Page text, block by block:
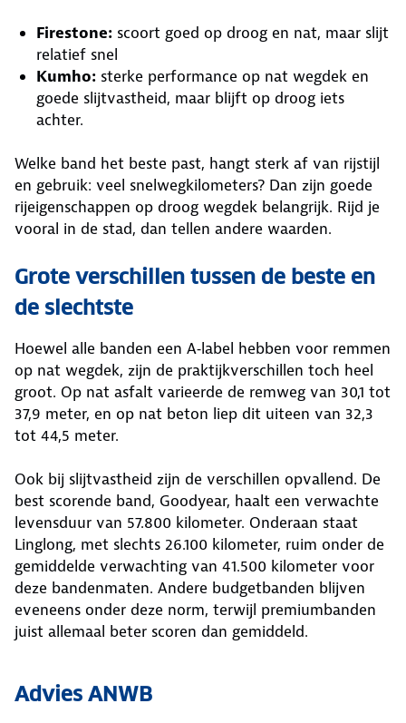
Firestone: scoort goed op droog en nat, maar slijt
relatief snel
Kumho: sterke performance op nat wegdek en
goede slijtvastheid, maar blijft op droog iets
achter.
Welke band het beste past, hangt sterk af van rijstijl
en gebruik: veel snelwegkilometers? Dan zijn goede
rijeigenschappen op droog wegdek belangrijk. Rijd je
vooral in de stad, dan tellen andere waarden.
Grote verschillen tussen de beste en
de slechtste
Hoewel alle banden een A‑label hebben voor remmen
op nat wegdek, zijn de praktijkverschillen toch heel
groot. Op nat asfalt varieerde de remweg van 30,1 tot
37,9 meter, en op nat beton liep dit uiteen van 32,3
tot 44,5 meter.
Ook bij slijtvastheid zijn de verschillen opvallend. De
best scorende band, Goodyear, haalt een verwachte
levensduur van 57.800 kilometer. Onderaan staat
Linglong, met slechts 26.100 kilometer, ruim onder de
gemiddelde verwachting van 41.500 kilometer voor
deze bandenmaten. Andere budgetbanden blijven
eveneens onder deze norm, terwijl premiumbanden
juist allemaal beter scoren dan gemiddeld.
Advies ANWB